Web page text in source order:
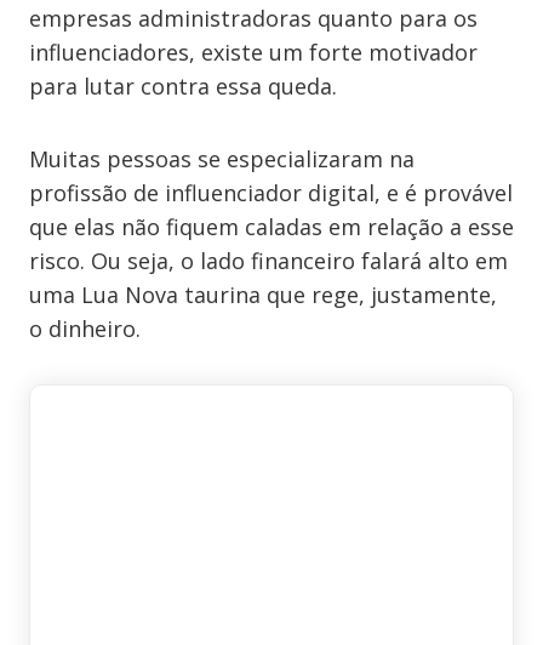
empresas administradoras quanto para os
influenciadores, existe um forte motivador
para lutar contra essa queda.
Muitas pessoas se especializaram na
profissão de influenciador digital, e é provável
que elas não fiquem caladas em relação a esse
risco. Ou seja, o lado financeiro falará alto em
uma Lua Nova taurina que rege, justamente,
o dinheiro.